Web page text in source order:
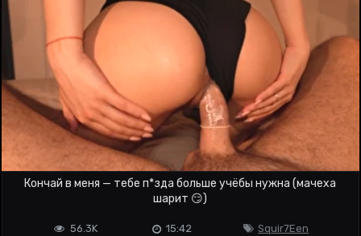
Кончай в меня — тебе п*зда больше учёбы нужна (мачеха
шарит 😏)
Squir7Een
15:42
56.3K